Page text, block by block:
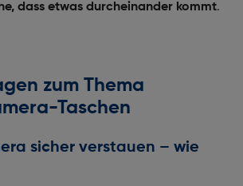
dass etwas durcheinander kommt.
zum Thema
Taschen
sicher verstauen – wie